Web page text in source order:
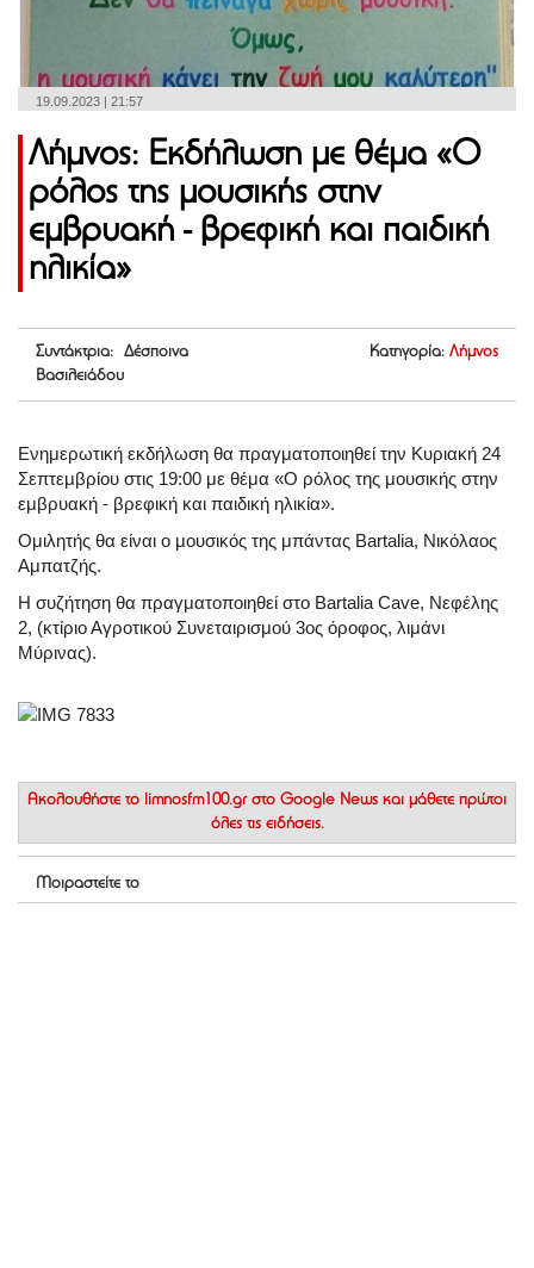
19.09.2023 | 21:57
Λήμνος: Εκδήλωση με θέμα «Ο
ρόλος της μουσικής στην
εμβρυακή - βρεφική και παιδική
ηλικία»
Συντάκτρια: Δέσποινα
Βασιλειάδου
Κατηγορία: Λήμνος
Ενημερωτική εκδήλωση θα πραγματοποιηθεί την Κυριακή 24
Σεπτεμβρίου στις 19:00 με θέμα «Ο ρόλος της μουσικής στην
εμβρυακή - βρεφική και παιδική ηλικία».
Ομιλητής θα είναι ο μουσικός της μπάντας Bartalia, Νικόλαος
Αμπατζής.
Η συζήτηση θα πραγματοποιηθεί στο Bartalia Cave, Νεφέλης
2, (κτίριο Αγροτικού Συνεταιρισμού 3ος όροφος, λιμάνι
Μύρινας).
Ακολουθήστε το limnosfm100.gr στο Google News και μάθετε πρώτοι
όλες τις ειδήσεις.
Μοιραστείτε το